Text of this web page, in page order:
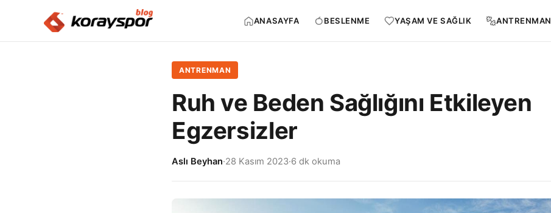
ANASAYFA BESLENME YAŞAM VE SAĞLIK ANTRENMAN
ANTRENMAN
Ruh ve Beden Sağlığını Etkileyen
Egzersizler
Aslı Beyhan·28 Kasım 2023·6 dk okuma